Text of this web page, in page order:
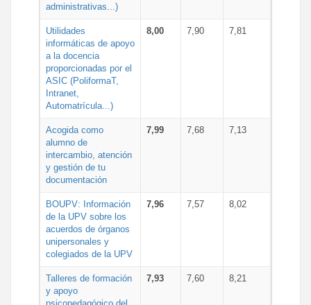
administrativas...)
Utilidades
informáticas de apoyo
a la docencia
proporcionadas por el
ASIC (PoliformaT,
Intranet,
Automatrícula...)
8,00 7,90 7,81
Acogida como
alumno de
intercambio, atención
y gestión de tu
documentación
7,99 7,68 7,13
BOUPV: Información
de la UPV sobre los
acuerdos de órganos
unipersonales y
colegiados de la UPV
7,96 7,57 8,02
Talleres de formación
y apoyo
psicopedagógico del
7,93 7,60 8,21